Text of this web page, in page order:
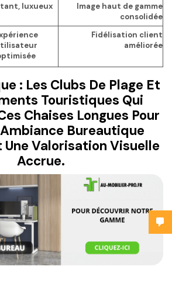
luxueux
Image haut de gamme
consolidée
Fidélisation client
améliorée
: Les Clubs De Plage Et
Touristiques Qui
Chaises Longues Pour
Ambiance Bureautique
Une Valorisation Visuelle
Accrue.